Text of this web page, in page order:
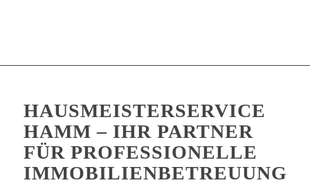
HAUSMEISTERSERVICE
HAMM – IHR PARTNER
FÜR PROFESSIONELLE
IMMOBILIENBETREUUNG